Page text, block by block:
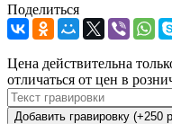
Поделиться
Цена действительна
отличаться от цен в
Добавить гравировку (+250